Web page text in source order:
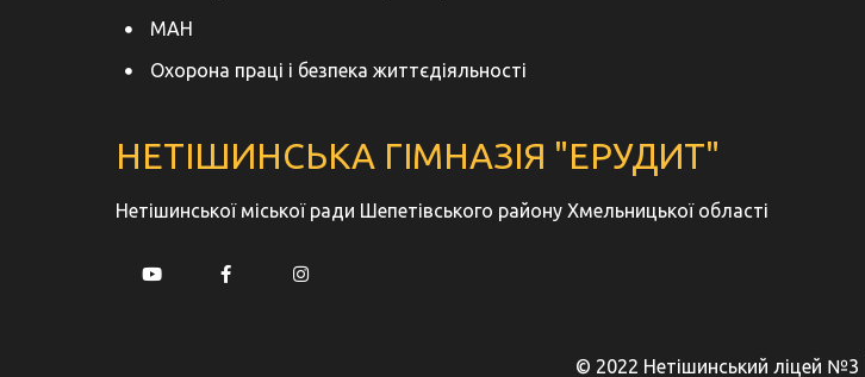
МАН
Охорона праці і безпека життєдіяльності
НЕТІШИНСЬКА ГІМНАЗІЯ "ЕРУДИТ"
Нетішинської міської ради Шепетівського району Хмельницької області
© 2022 Нетішинський ліцей №3 |